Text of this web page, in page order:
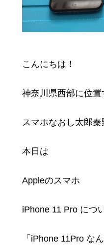
こんにちは！
神奈川県西部に位
スマホなおし太郎秦
本日は
Appleのスマホ
iPhone 11 Pro につ
「iPhone 11Pro な